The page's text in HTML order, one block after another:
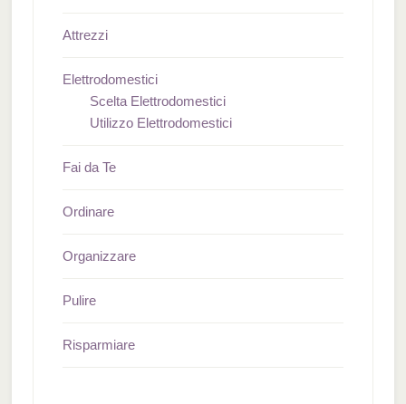
Attrezzi
Elettrodomestici
Scelta Elettrodomestici
Utilizzo Elettrodomestici
Fai da Te
Ordinare
Organizzare
Pulire
Risparmiare